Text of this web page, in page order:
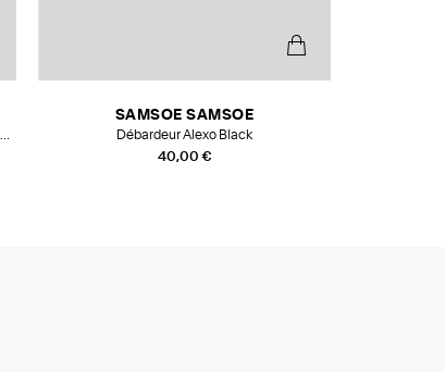
40,00 €
SAMSOE SAMSOE
Débardeur Alexo Black